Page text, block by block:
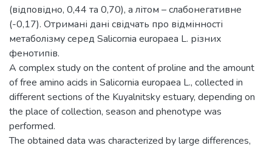
(відповідно, 0,44 та 0,70), а літом – слабонегативне
(-0,17). Отримані дані свідчать про відмінності
метаболізму серед Salicornia europaea L. різних
фенотипів.
A complex study on the content of proline and the amount
of free amino acids in Salicornia europaea L., collected in
different sections of the Kuyalnitsky estuary, depending on
the place of collection, season and phenotype was
performed.
The obtained data was characterized by large differences,